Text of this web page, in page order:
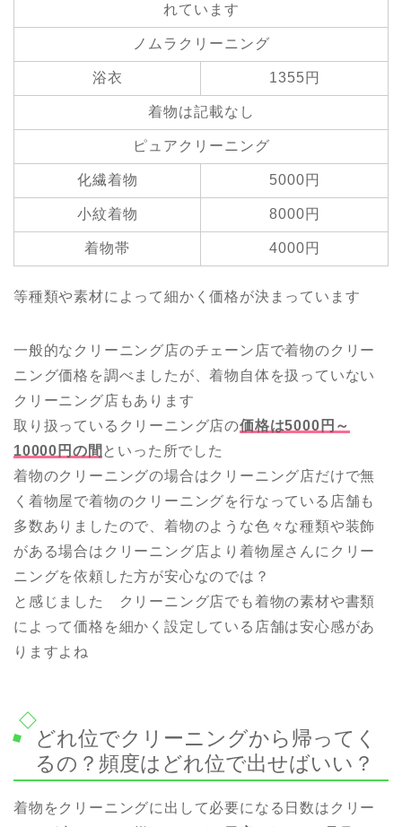
れています
ノムラクリーニング
浴衣 1355円
着物は記載なし
ピュアクリーニング
化繊着物 5000円
小紋着物 8000円
着物帯 4000円
等種類や素材によって細かく価格が決まっています
一般的なクリーニング店のチェーン店で着物のクリー
ニング価格を調べましたが、着物自体を扱っていない
クリーニング店もあります
取り扱っているクリーニング店の価格は5000円～
10000円の間 といった所でした
着物のクリーニングの場合はクリーニング店だけで無
く着物屋で着物のクリーニングを行なっている店舗も
多数ありましたので、着物のような色々な種類や装飾
がある場合はクリーニング店より着物屋さんにクリー
ニングを依頼した方が安心なのでは？
と感じました クリーニング店でも着物の素材や書類
によって価格を細かく設定している店舗は安心感があ
りますよね
どれ位でクリーニングから帰ってく
るの？頻度はどれ位で出せばいい？
着物をクリーニングに出して必要になる日数はクリー